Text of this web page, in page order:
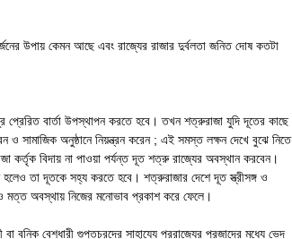
উপায় কেমন আছে এবং রাজ্যের রাজার দুর্বলতা জনিত দোষ কতটা
বার্তা উপস্থাপন করতে হবে। তখন শত্রুরাজা যুদি দূতের কাছে
ও সামাজিক অনুষ্ঠানে নিয়ন্ত্রন করেন ; এই সমস্ত লক্ষন দেখে বুঝে নিতে
বিদায় না পাওয়া পর্যন্ত দূত শত্রু রাজ্যের অবস্থান করবেন।
তা দূতকে সহ্য করতে হবে। শত্রুরাজার দেশে দূত স্ত্রীসঙ্গ ও
মত্ত অবস্থায় নিজের মনোভাব প্রকাশ করে ফেলে।
বেশধারী গুপ্তচরদের সাহায্যে পররাজ্যের প্রজাদের মধ্যে ভেদ